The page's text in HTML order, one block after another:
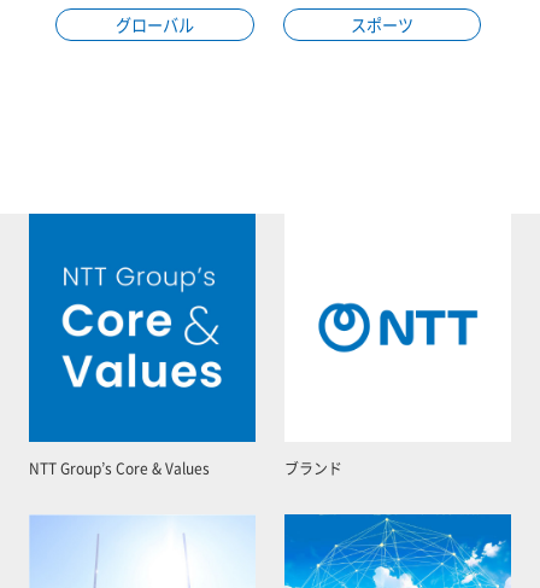
グローバル スポーツ
NTT Group’s Core & Values ブランド